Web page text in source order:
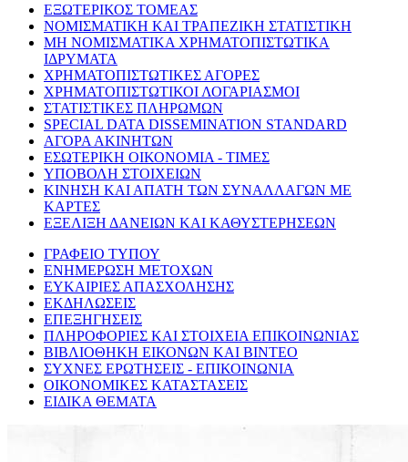
ΕΞΩΤΕΡΙΚΟΣ ΤΟΜΕΑΣ
ΝΟΜΙΣΜΑΤΙΚΗ ΚΑΙ ΤΡΑΠΕΖΙΚΗ ΣΤΑΤΙΣΤΙΚΗ
ΜΗ ΝΟΜΙΣΜΑΤΙΚΑ ΧΡΗΜΑΤΟΠΙΣΤΩΤΙΚΑ
ΙΔΡΥΜΑΤΑ
ΧΡΗΜΑΤΟΠΙΣΤΩΤΙΚΕΣ ΑΓΟΡΕΣ
ΧΡΗΜΑΤΟΠΙΣΤΩΤΙΚΟΙ ΛΟΓΑΡΙΑΣΜΟΙ
ΣΤΑΤΙΣΤΙΚΕΣ ΠΛΗΡΩΜΩΝ
SPECIAL DATA DISSEMINATION STANDARD
ΑΓΟΡΑ ΑΚΙΝΗΤΩΝ
ΕΣΩΤΕΡΙΚΗ ΟΙΚΟΝΟΜΙΑ - ΤΙΜΕΣ
ΥΠΟΒΟΛΗ ΣΤΟΙΧΕΙΩΝ
ΚΙΝΗΣΗ ΚΑΙ ΑΠΑΤΗ ΤΩΝ ΣΥΝΑΛΛΑΓΩΝ ΜΕ
ΚΑΡΤΕΣ
ΕΞΕΛΙΞΗ ΔΑΝΕΙΩΝ ΚΑΙ ΚΑΘΥΣΤΕΡΗΣΕΩΝ
ΓΡΑΦΕΙΟ ΤΥΠΟΥ
ΕΝΗΜΕΡΩΣΗ ΜΕΤΟΧΩΝ
ΕΥΚΑΙΡΙΕΣ ΑΠΑΣΧΟΛΗΣΗΣ
ΕΚΔΗΛΩΣΕΙΣ
ΕΠΕΞΗΓΗΣΕΙΣ
ΠΛΗΡΟΦΟΡΙΕΣ ΚΑΙ ΣΤΟΙΧΕΙΑ ΕΠΙΚΟΙΝΩΝΙΑΣ
ΒΙΒΛΙΟΘΗΚΗ ΕΙΚΟΝΩΝ ΚΑΙ ΒΙΝΤΕΟ
ΣΥΧΝΕΣ ΕΡΩΤΗΣΕΙΣ - ΕΠΙΚΟΙΝΩΝΙΑ
ΟΙΚΟΝΟΜΙΚΕΣ ΚΑΤΑΣΤΑΣΕΙΣ
ΕΙΔΙΚΑ ΘΕΜΑΤΑ